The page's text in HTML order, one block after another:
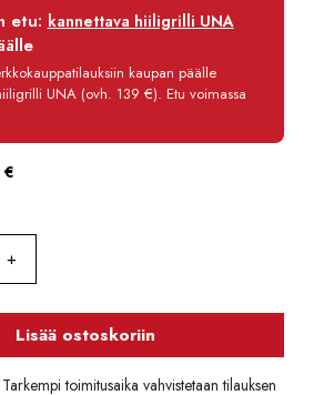
12 kk
3,90 €/kk
131,70 €
etu: kannettava hiiligrilli UNA
kaupan päälle
UNA (ovh. 139 €). Etu voimassa
€
Lisää ostoskoriin
toimitusaika vahvistetaan tilauksen